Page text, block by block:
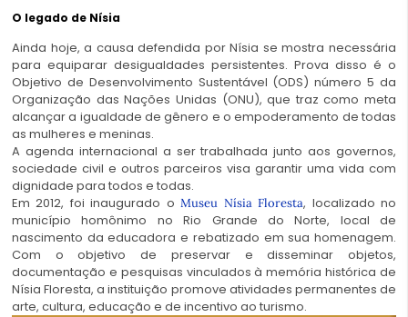
O legado de Nísia
Ainda hoje, a causa defendida por Nísia se mostra necessária
para equiparar desigualdades persistentes. Prova disso é o
Objetivo de Desenvolvimento Sustentável (ODS) número 5 da
Organização das Nações Unidas (ONU), que traz como meta
alcançar a igualdade de gênero e o empoderamento de todas
as mulheres e meninas.
A agenda internacional a ser trabalhada junto aos governos,
sociedade civil e outros parceiros visa garantir uma vida com
dignidade para todos e todas.
Em 2012, foi inaugurado oMuseu Nísia Floresta, localizado no
município homônimo no Rio Grande do Norte, local de
nascimento da educadora e rebatizado em sua homenagem.
Com o objetivo de preservar e disseminar objetos,
documentação e pesquisas vinculados à memória histórica de
Nísia Floresta, a instituição promove atividades permanentes de
arte, cultura, educação e de incentivo ao turismo.